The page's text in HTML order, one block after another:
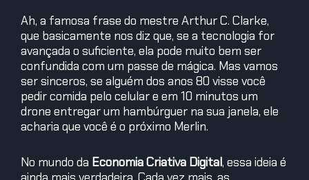
Ah, a famosa frase do mestre Arthur C. Clarke,
que basicamente nos diz que, se a tecnologia for
avançada o suficiente, ela pode muito bem ser
confundida com um passe de mágica. Mas vamos
ser sinceros, se alguém dos anos 80 visse você
pedir comida pelo celular e em 10 minutos um
drone entregar um hambúrguer na sua janela, ele
acharia que você é o próximo Merlin.
No mundo da Economia Criativa Digital, essa ideia é